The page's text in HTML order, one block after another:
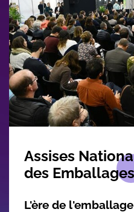
Body
Assises
des Emballages
L'ère de